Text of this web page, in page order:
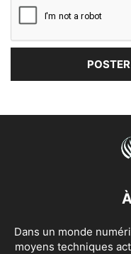
Dans un monde
moyens techniques